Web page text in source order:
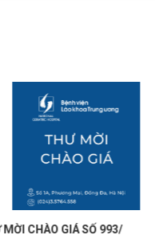
VIỆN LÃO KHOA TW KÝ KẾT